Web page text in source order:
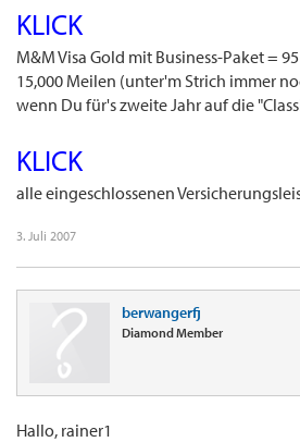
KLICK
M&M Visa Gold mit Business-Paket =
15,000 Meilen (unter'm Strich immer
wenn Du für's zweite Jahr auf die
KLICK
alle eingeschlossenen
3. Juli 2007
berwangerfj
Diamond Member
Hallo, rainer1